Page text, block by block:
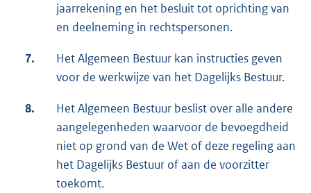
jaarrekening en het besluit tot oprichting van
en deelneming in rechtspersonen.
7.
Het Algemeen Bestuur kan instructies geven
voor de werkwijze van het Dagelijks Bestuur.
8.
Het Algemeen Bestuur beslist over alle andere
aangelegenheden waarvoor de bevoegdheid
niet op grond van de Wet of deze regeling aan
het Dagelijks Bestuur of aan de voorzitter
toekomt.